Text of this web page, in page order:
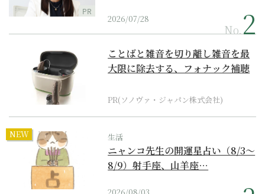
PR
2026/07/28
No.
ことばと雑音を切り離し雑音を最
大限に除去する、フォナック補聴
PR(ソノヴァ・ジャパン株式会社)
NEW 生活
ニャンコ先生の開運星占い（8/3～
8/9）射手座、山羊座…
2026/08/03